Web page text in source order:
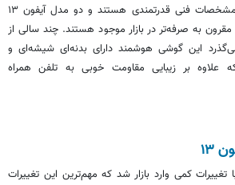
شناخته می‌شوند که دارای مشخصات فنی قدرتمندی هستند و دو مدل آیفون ۱۳
به صرفه‌تر در بازار موجود هستند. چند سالی از
در ایران می‌گذرد این گوشی هوشمند دارای بدنه‌ای شیشه‌ای و
علاوه بر زیبایی مقاومت خوبی به تلفن همراه
با تغییرات کمی وارد بازار شد که مهم‌ترین این تغییرات